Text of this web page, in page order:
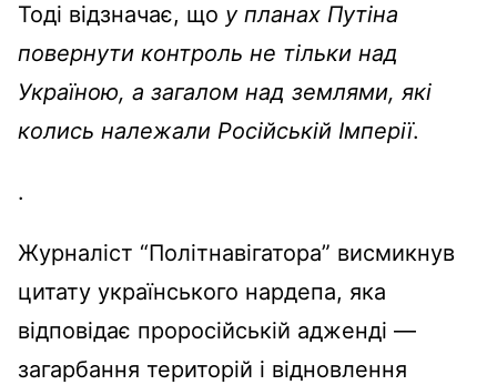
Тоді відзначає, що у планах Путіна
повернути контроль не тільки над
Україною, а загалом над землями, які
колись належали Російській Імперії.
.
Журналіст “Політнавігатора” висмикнув
цитату українського нардепа, яка
відповідає проросійській адженді —
загарбання територій і відновлення